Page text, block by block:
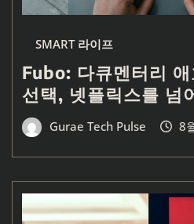
SMART 라이프
Fubo: 다큐멘터리
선택, 넷플릭스를 넘
Gurae Tech Pulse 8